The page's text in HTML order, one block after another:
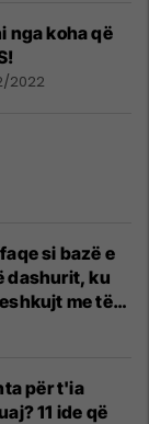
nga koha që
2022
si bazë e
dashurit, ku
me të
për t'ia
11 ide që